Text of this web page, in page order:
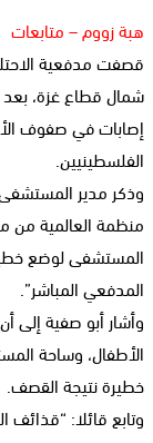
هبة زووم – متابعات
قصفت مدفعية
شمال قطاع غزة،
إصابات في صفوف
الفلسطينيين.
وذكر مدير
منظمة العالمية
المستشفى لوضع
المدفعي المباشر”.
وأشار أبو صفية إلى
الأطفال، وساحة
خطيرة نتيجة القصف.
وتابع قائلا: “قذائف